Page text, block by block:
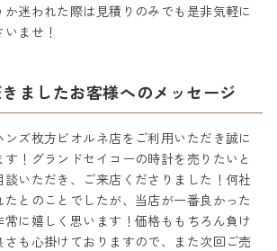
迷われた際は見積りのみでも是非気軽に
ませ！
ましたお客様へのメッセージ
ンズ枚方ビオルネ店をご利用いただき誠に
！グランドセイコーの時計を売りたいと
談いただき、ご来店くださりました！何社
とのことでしたが、当店が一番良かった
常に嬉しく思います！価格ももちろん負け
さも心掛けておりますので、また次回ご売